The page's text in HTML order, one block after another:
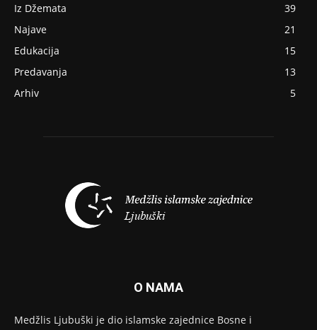
Iz Džemata
39
Najave
21
Edukacija
15
Predavanja
13
Arhiv
5
O NAMA
Medžlis Ljubuški je dio islamske zajednice Bosne i